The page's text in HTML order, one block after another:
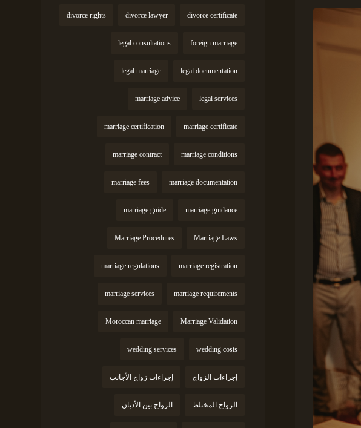
divorce certificate
divorce lawyer
divorce rights
foreign marriage
legal consultations
legal documentation
legal marriage
legal services
marriage advice
marriage certificate
marriage certification
marriage conditions
marriage contract
marriage documentation
marriage fees
marriage guidance
marriage guide
Marriage Laws
Marriage Procedures
marriage registration
marriage regulations
marriage requirements
marriage services
Marriage Validation
Moroccan marriage
wedding costs
wedding services
إجراءات الزواج إجراءات زواج الأجانب
الزواج المختلط الزواج بين الأديان